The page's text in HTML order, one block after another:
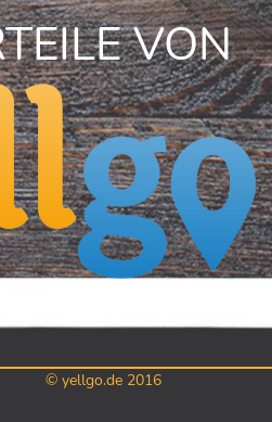
VON
© yellgo.de 2016